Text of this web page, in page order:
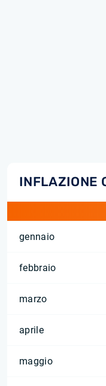
INFLAZIONE
gennaio
febbraio
marzo
aprile
maggio